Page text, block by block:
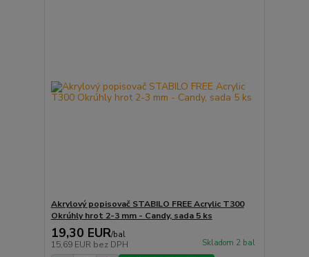
Akrylový popisovač STABILO FREE Acrylic T300
Okrúhly hrot 2-3 mm - Candy, sada 5 ks
19,30 EUR/bal
15,69 EUR bez DPH Skladom 2 bal